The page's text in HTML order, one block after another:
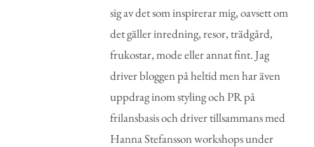
sig av det som inspirerar mig, oavsett om
det gäller inredning, resor, trädgård,
frukostar, mode eller annat fint. Jag
driver bloggen på heltid men har även
uppdrag inom styling och PR på
frilansbasis och driver tillsammans med
Hanna Stefansson workshops under